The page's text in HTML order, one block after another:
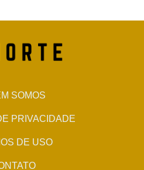
SOMOS
PRIVACIDADE
DE USO